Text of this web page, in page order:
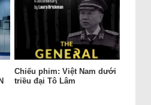
Chiếu phim: Việt Nam dưới
triều đại Tô Lâm